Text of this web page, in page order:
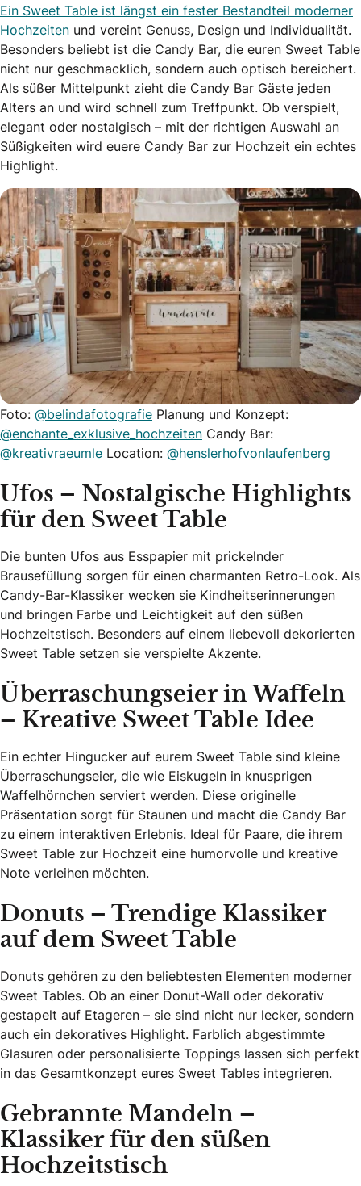
Ein Sweet Table ist längst ein fester Bestandteil moderner
Hochzeiten und vereint Genuss, Design und Individualität.
Besonders beliebt ist die Candy Bar, die euren Sweet Table
nicht nur geschmacklich, sondern auch optisch bereichert.
Als süßer Mittelpunkt zieht die Candy Bar Gäste jeden
Alters an und wird schnell zum Treffpunkt. Ob verspielt,
elegant oder nostalgisch – mit der richtigen Auswahl an
Süßigkeiten wird euere Candy Bar zur Hochzeit ein echtes
Highlight.
Foto: @belindafotografie Planung und Konzept:
@enchante_exklusive_hochzeiten Candy Bar:
@kreativraeumle Location: @henslerhofvonlaufenberg
Ufos – Nostalgische Highlights
für den Sweet Table
Die bunten Ufos aus Esspapier mit prickelnder
Brausefüllung sorgen für einen charmanten Retro-Look. Als
Candy-Bar-Klassiker wecken sie Kindheitserinnerungen
und bringen Farbe und Leichtigkeit auf den süßen
Hochzeitstisch. Besonders auf einem liebevoll dekorierten
Sweet Table setzen sie verspielte Akzente.
Überraschungseier in Waffeln
– Kreative Sweet Table Idee
Ein echter Hingucker auf eurem Sweet Table sind kleine
Überraschungseier, die wie Eiskugeln in knusprigen
Waffelhörnchen serviert werden. Diese originelle
Präsentation sorgt für Staunen und macht die Candy Bar
zu einem interaktiven Erlebnis. Ideal für Paare, die ihrem
Sweet Table zur Hochzeit eine humorvolle und kreative
Note verleihen möchten.
Donuts – Trendige Klassiker
auf dem Sweet Table
Donuts gehören zu den beliebtesten Elementen moderner
Sweet Tables. Ob an einer Donut-Wall oder dekorativ
gestapelt auf Etageren – sie sind nicht nur lecker, sondern
auch ein dekoratives Highlight. Farblich abgestimmte
Glasuren oder personalisierte Toppings lassen sich perfekt
in das Gesamtkonzept eures Sweet Tables integrieren.
Gebrannte Mandeln –
Klassiker für den süßen
Hochzeitstisch